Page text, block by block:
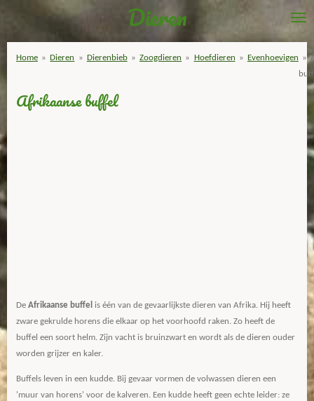
de
Dieren
Home » Dieren » Dierenbieb » Zoogdieren » Hoefdieren » Evenhoevigen »
Afrikaanse buffel
De Afrikaanse buffel
is één van de gevaarlijkste dieren van Afrika. Hij heeft
zware gekrulde horens die elkaar op het voorhoofd raken. Zo heeft de
buffel een soort helm. Zijn vacht is bruinzwart en wordt als de dieren ouder
worden grijzer en kaler.
Buffels leven in een kudde. Bij gevaar vormen de volwassen dieren een
'muur van horens' voor de kalveren. Een kudde heeft geen echte leider: ze